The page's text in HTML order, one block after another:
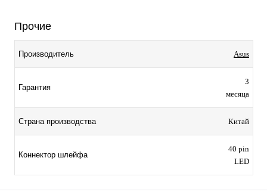
Прочие
Производитель Asus
Гарантия
3
месяца
Страна производства Китай
Коннектор шлейфа
40 pin
LED